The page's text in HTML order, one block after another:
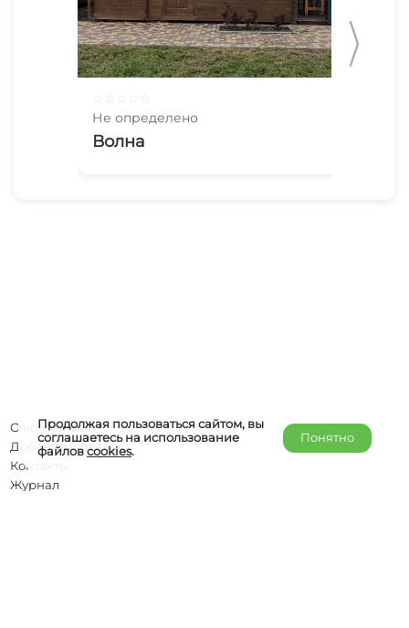
Не определено
Волна
Продолжая пользоваться сайтом, вы
соглашаетесь на использование
файловcookies.
Понятно
О компании
Добавить объект
Контакты
Журнал